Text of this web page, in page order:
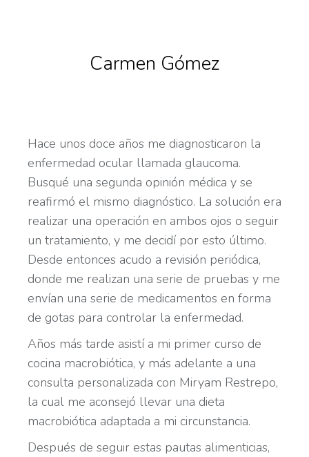
Carmen Gómez
Hace unos doce años me diagnosticaron la
enfermedad ocular llamada glaucoma.
Busqué una segunda opinión médica y se
reafirmó el mismo diagnóstico. La solución era
realizar una operación en ambos ojos o seguir
un tratamiento, y me decidí por esto último.
Desde entonces acudo a revisión periódica,
donde me realizan una serie de pruebas y me
envían una serie de medicamentos en forma
de gotas para controlar la enfermedad.
Años más tarde asistí a mi primer curso de
cocina macrobiótica, y más adelante a una
consulta personalizada con Miryam Restrepo,
la cual me aconsejó llevar una dieta
macrobiótica adaptada a mi circunstancia.
Después de seguir estas pautas alimenticias,